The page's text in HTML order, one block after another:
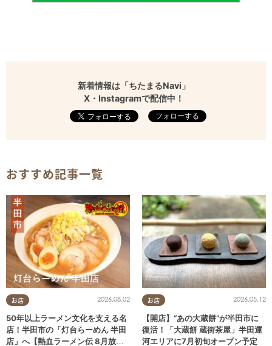
新着情報は「ちたまるNavi」
X・Instagramで配信中！
フォローする
おすすめ記事一覧
お店 2026.08.02
50年以上ラーメン文化を支える名
店！半田市の「灯台らーめん 半田
店」へ【熱血ラーメン伝 8月放
お店 2026.05.12
【開店】“あの大蔵餅”が半田市に
復活！「大蔵餅 蔵街茶屋」半田運
河エリアに7月初旬オープン予定